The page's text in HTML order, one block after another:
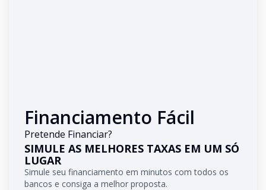
Financiamento Fácil
Pretende Financiar?
SIMULE AS MELHORES TAXAS EM UM SÓ
LUGAR
Simule seu financiamento em minutos com todos os
bancos e consiga a melhor proposta.